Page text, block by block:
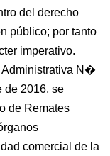
del derecho
público; por tanto
imperativo.
Administrativa N�
de 2016, se
de Remates
comercial de la